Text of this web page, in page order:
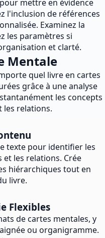
mettre en évidence
l'inclusion de références
Examinez la
les paramètres si
et clarté.
Mentale
quel livre en cartes
grâce à une analyse
les concepts
les relations.
texte pour identifier les
les relations. Crée
hiérarchiques tout en
livre.
Flexibles
de cartes mentales, y
ou organigramme.